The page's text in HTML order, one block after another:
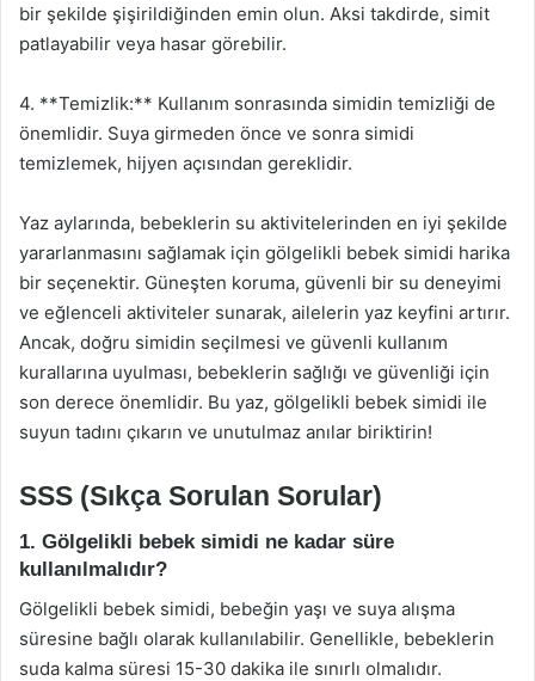
bir şekilde şişirildiğinden emin olun. Aksi takdirde, simit
patlayabilir veya hasar görebilir.
4. **Temizlik:** Kullanım sonrasında simidin temizliği de
önemlidir. Suya girmeden önce ve sonra simidi
temizlemek, hijyen açısından gereklidir.
Yaz aylarında, bebeklerin su aktivitelerinden en iyi şekilde
yararlanmasını sağlamak için gölgelikli bebek simidi harika
bir seçenektir. Güneşten koruma, güvenli bir su deneyimi
ve eğlenceli aktiviteler sunarak, ailelerin yaz keyfini artırır.
Ancak, doğru simidin seçilmesi ve güvenli kullanım
kurallarına uyulması, bebeklerin sağlığı ve güvenliği için
son derece önemlidir. Bu yaz, gölgelikli bebek simidi ile
suyun tadını çıkarın ve unutulmaz anılar biriktirin!
SSS (Sıkça Sorulan Sorular)
1. Gölgelikli bebek simidi ne kadar süre
kullanılmalıdır?
Gölgelikli bebek simidi, bebeğin yaşı ve suya alışma
süresine bağlı olarak kullanılabilir. Genellikle, bebeklerin
suda kalma süresi 15-30 dakika ile sınırlı olmalıdır.